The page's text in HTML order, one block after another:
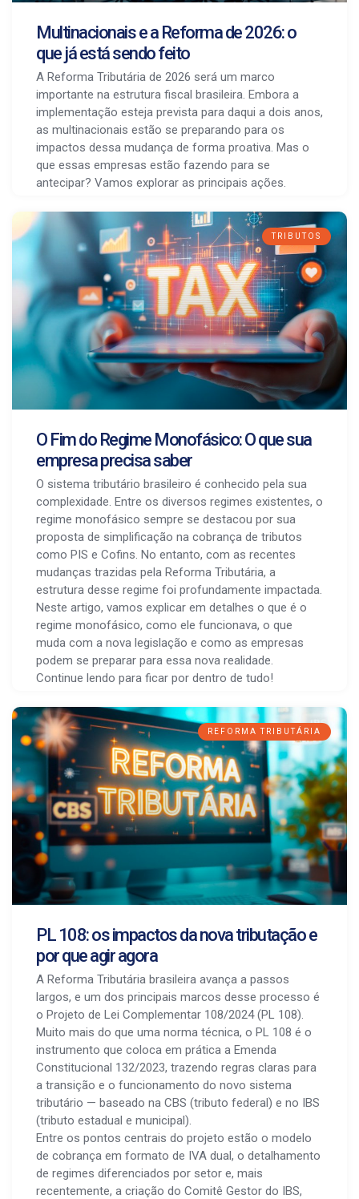
Multinacionais e a Reforma de 2026: o
que já está sendo feito
A Reforma Tributária de 2026 será um marco
importante na estrutura fiscal brasileira. Embora a
implementação esteja prevista para daqui a dois anos,
as multinacionais estão se preparando para os
impactos dessa mudança de forma proativa. Mas o
que essas empresas estão fazendo para se
antecipar? Vamos explorar as principais ações.
TRIBUTOS
O Fim do Regime Monofásico: O que sua
empresa precisa saber
O sistema tributário brasileiro é conhecido pela sua
complexidade. Entre os diversos regimes existentes, o
regime monofásico sempre se destacou por sua
proposta de simplificação na cobrança de tributos
como PIS e Cofins. No entanto, com as recentes
mudanças trazidas pela Reforma Tributária, a
estrutura desse regime foi profundamente impactada.
Neste artigo, vamos explicar em detalhes o que é o
regime monofásico, como ele funcionava, o que
muda com a nova legislação e como as empresas
podem se preparar para essa nova realidade.
Continue lendo para ficar por dentro de tudo!
REFORMA TRIBUTÁRIA
PL 108: os impactos da nova tributação e
por que agir agora
A Reforma Tributária brasileira avança a passos
largos, e um dos principais marcos desse processo é
o Projeto de Lei Complementar 108/2024 (PL 108).
Muito mais do que uma norma técnica, o PL 108 é o
instrumento que coloca em prática a Emenda
Constitucional 132/2023, trazendo regras claras para
a transição e o funcionamento do novo sistema
tributário — baseado na CBS (tributo federal) e no IBS
(tributo estadual e municipal).
Entre os pontos centrais do projeto estão o modelo
de cobrança em formato de IVA dual, o detalhamento
de regimes diferenciados por setor e, mais
recentemente, a criação do Comitê Gestor do IBS,